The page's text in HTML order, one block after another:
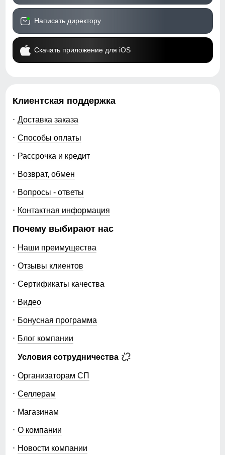
Написать директору
Скачать приложение для iOS
Клиентская поддержка
Доставка заказа
Способы оплаты
Рассрочка и кредит
Возврат, обмен
Вопросы - ответы
Контактная информация
Почему выбирают нас
Наши преимущества
Отзывы клиентов
Сертификаты качества
Видео
Бонусная программа
Блог компании
Условия сотрудничества
Организаторам СП
Селлерам
Магазинам
О компании
Новости компании